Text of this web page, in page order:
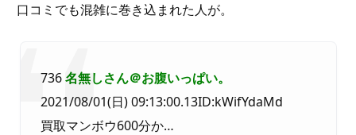
口コミでも混雑に巻き込まれた人が。
736名無しさん＠お腹いっぱい。
2021/08/01(日) 09:13:00.13ID:kWifYdaMd
買取マンボウ600分か…